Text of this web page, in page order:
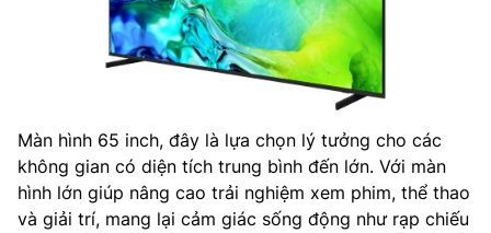
Màn hình 65 inch, đây là lựa chọn lý tưởng cho các
không gian có diện tích trung bình đến lớn. Với màn
hình lớn giúp nâng cao trải nghiệm xem phim, thể thao
và giải trí, mang lại cảm giác sống động như rạp chiếu